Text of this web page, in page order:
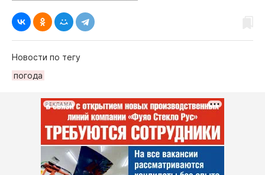
Новости по тегу
погода
РЕКЛАМА